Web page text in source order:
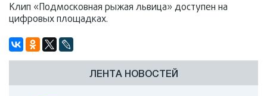
Клип «Подмосковная рыжая львица» доступен на
цифровых площадках.
ЛЕНТА НОВОСТЕЙ